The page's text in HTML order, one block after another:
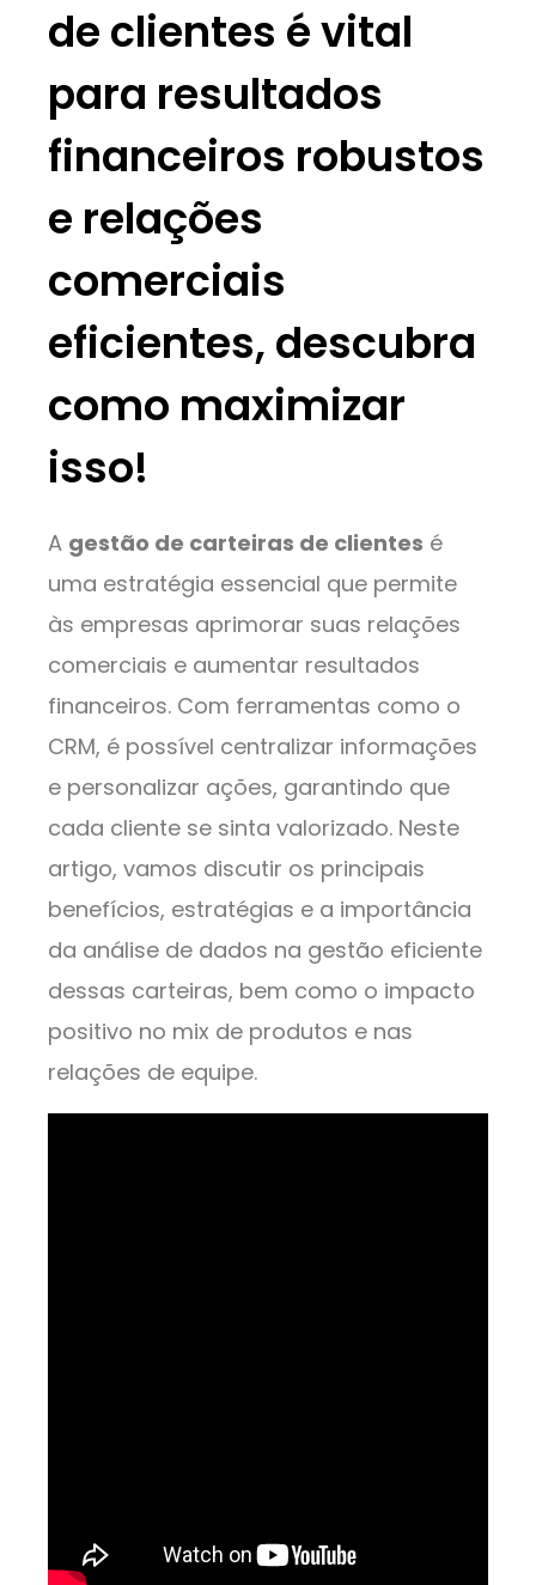
de clientes é vital
para resultados
financeiros robustos
e relações
comerciais
eficientes, descubra
como maximizar
isso!
A gestão de carteiras de clientes é
uma estratégia essencial que permite
às empresas aprimorar suas relações
comerciais e aumentar resultados
financeiros. Com ferramentas como o
CRM, é possível centralizar informações
e personalizar ações, garantindo que
cada cliente se sinta valorizado. Neste
artigo, vamos discutir os principais
benefícios, estratégias e a importância
da análise de dados na gestão eficiente
dessas carteiras, bem como o impacto
positivo no mix de produtos e nas
relações de equipe.